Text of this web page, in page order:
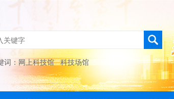
词： 网上科技馆 科技场馆